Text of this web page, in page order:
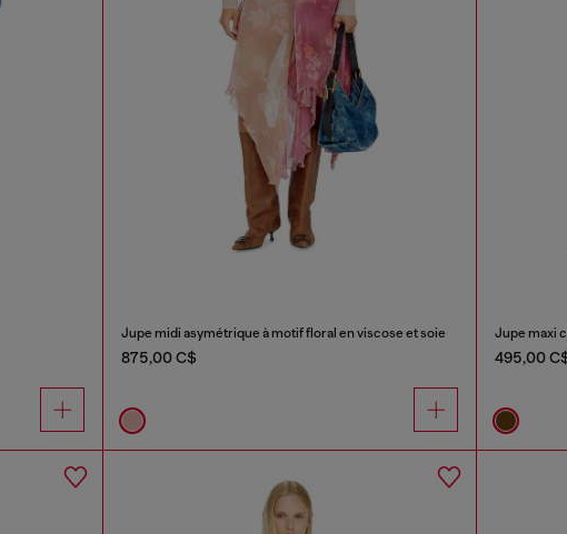
Jupe midi asymétrique à motif floral en viscose et soie
875,00 C$
Jupe maxi
495,00